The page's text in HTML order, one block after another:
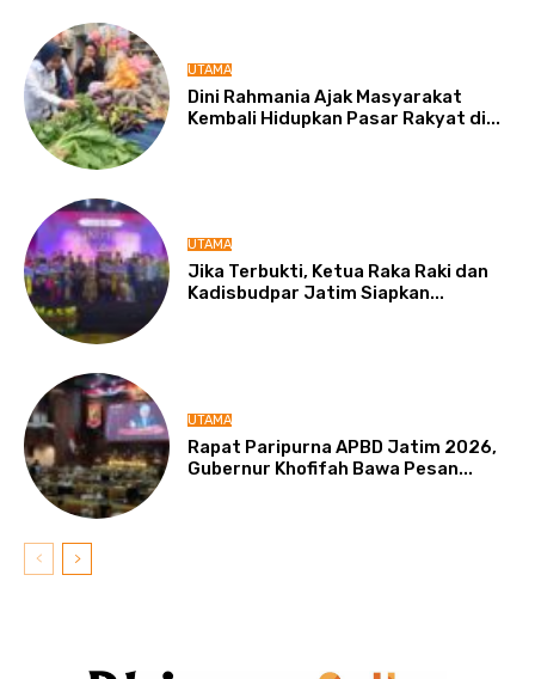
UTAMA
Dini Rahmania Ajak Masyarakat
Kembali Hidupkan Pasar Rakyat di...
UTAMA
Jika Terbukti, Ketua Raka Raki dan
Kadisbudpar Jatim Siapkan...
UTAMA
Rapat Paripurna APBD Jatim 2026,
Gubernur Khofifah Bawa Pesan...